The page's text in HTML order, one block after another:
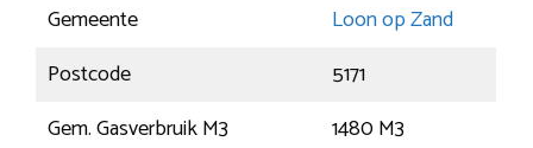
Gemeente
Loon op Zand
Postcode
5171
Gem. Gasverbruik M3
1480 M3